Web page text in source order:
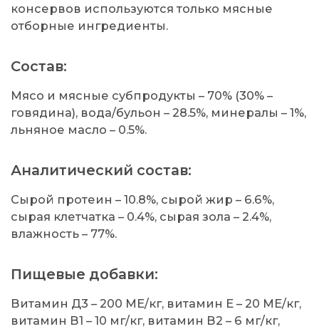
консервов используются только мясные
отборные ингредиенты.
Состав:
Мясо и мясные субпродукты – 70% (30% –
говядина), вода/бульон – 28.5%, минералы – 1%,
льняное масло – 0.5%.
Аналитический состав:
Сырой протеин – 10.8%, сырой жир – 6.6%,
сырая клетчатка – 0.4%, сырая зола – 2.4%,
влажность – 77%.
Пищевые добавки:
Витамин Д3 – 200 МЕ/кг, витамин Е – 20 МЕ/кг,
витамин В1 – 10 мг/кг, витамин В2 – 6 мг/кг,